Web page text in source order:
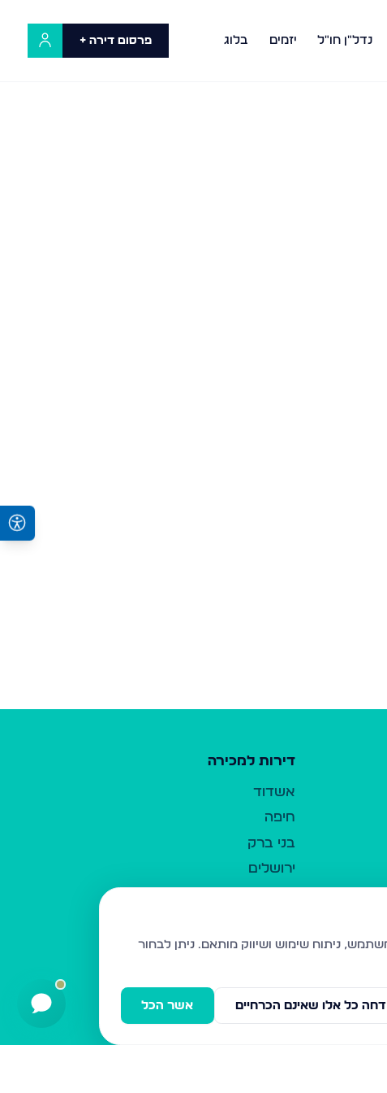
נדל"ן חו"ל יזמים בלוג פרסום דירה +
דירות למכירה
אשדוד
חיפה
בני ברק
ירושלים
בית שמש
ביתר עילית
ניתן לבחור
אשר הכל דחה כל אלו שאינם הכרחיים